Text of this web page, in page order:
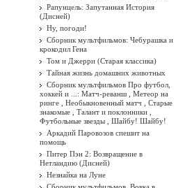
Рапунцель: Запутанная История
(Дисней)
Ну, погоди!
Сборник мультфильмов: Чебурашка и
крокодил Гена
Том и Джерри (Старая классика)
Тайная жизнь домашних животных
Сборник мультфильмов Про футбол,
хоккей и ...: Матч-реванш , Метеор на
ринге , Необыкновенный матч , Старые
знакомые , Талант и поклонники ,
Футбольные звезды , Шайбу! Шайбу!
Аркадий Паровозов спешит на
помощь
Питер Пэн 2: Возвращение в
Нетландию (Дисней)
Незнайка на Луне